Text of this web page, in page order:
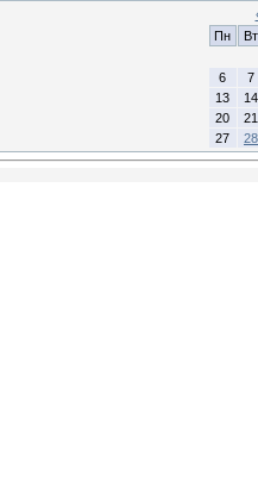
Пн
Вт
6
7
13
14
20
21
27
28